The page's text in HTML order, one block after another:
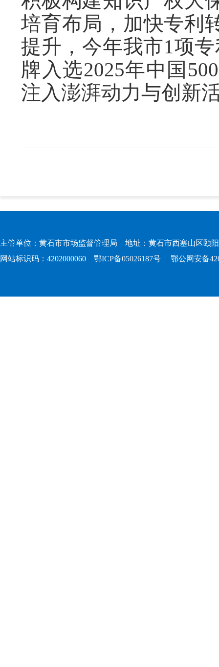
培育布局，加快专利
提升，今年我市1项
牌入选2025年中国
注入澎湃动力与创新
主管单位：黄石市市场监督管理局 地址：黄石市西塞山区颐
网站标识码：4202000060 鄂ICP备05026187号 鄂公网安备